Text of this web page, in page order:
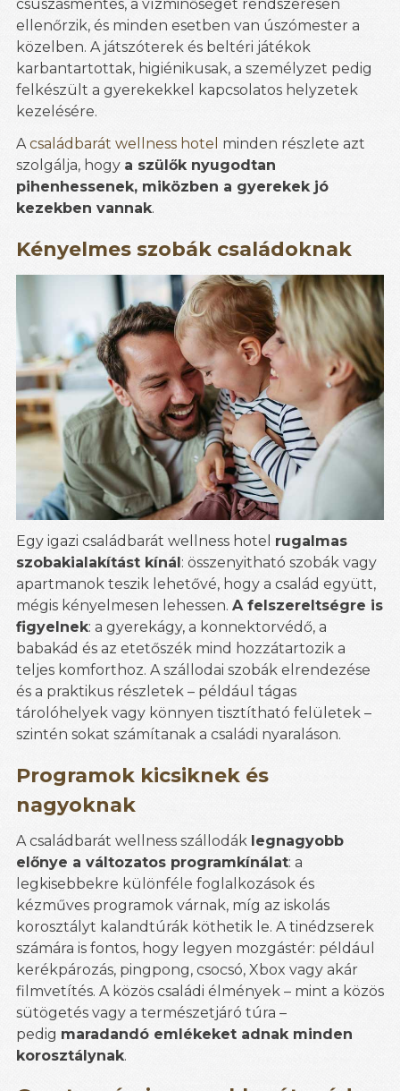
csúszásmentes, a vízminőséget rendszeresen
ellenőrzik, és minden esetben van úszómester a
közelben. A játszóterek és beltéri játékok
karbantartottak, higiénikusak, a személyzet pedig
felkészült a gyerekekkel kapcsolatos helyzetek
kezelésére.
Acsaládbarát wellness hotel minden részlete azt
szolgálja, hogy a szülők nyugodtan
pihenhessenek, miközben a gyerekek jó
kezekben vannak.
Kényelmes szobák családoknak
Egy igazi családbarát wellness hotel rugalmas
szobakialakítást kínál : összenyitható szobák vagy
apartmanok teszik lehetővé, hogy a család együtt,
mégis kényelmesen lehessen. A felszereltségre is
figyelnek: a gyerekágy, a konnektorvédő, a
babakád és az etetőszék mind hozzátartozik a
teljes komforthoz. A szállodai szobák elrendezése
és a praktikus részletek – például tágas
tárolóhelyek vagy könnyen tisztítható felületek –
szintén sokat számítanak a családi nyaraláson.
Programok kicsiknek és
nagyoknak
A családbarát wellness szállodák legnagyobb
előnye a változatos programkínálat: a
legkisebbekre különféle foglalkozások és
kézműves programok várnak, míg az iskolás
korosztályt kalandtúrák köthetik le. A tinédzserek
számára is fontos, hogy legyen mozgástér: például
kerékpározás, pingpong, csocsó, Xbox vagy akár
filmvetítés. A közös családi élmények – mint a közös
sütögetés vagy a természetjáró túra –
pedig maradandó emlékeket adnak minden
korosztálynak.